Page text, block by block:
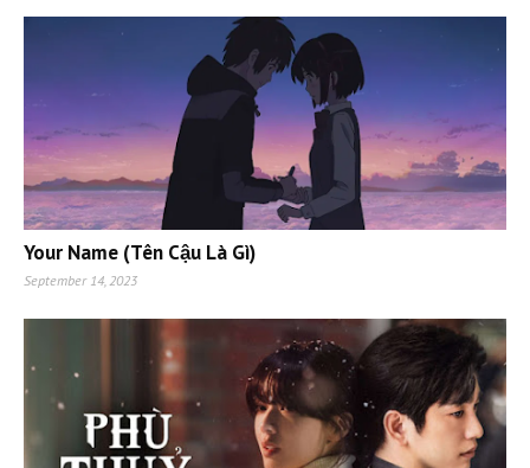
Your Name (Tên Cậu Là Gì)
September 14, 2023